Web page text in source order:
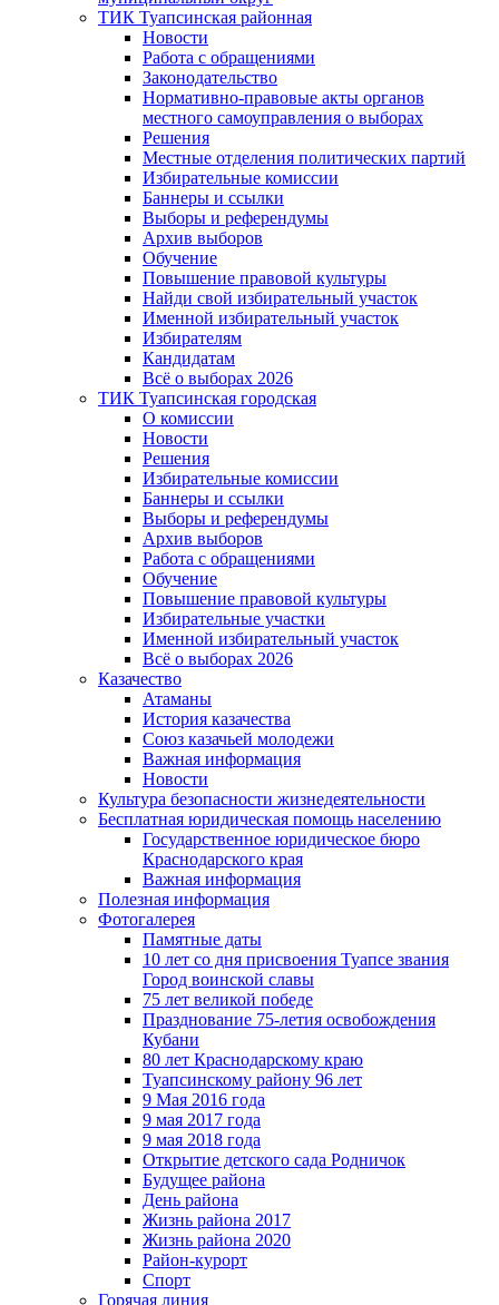
ТИК Туапсинская районная
Новости
Работа с обращениями
Законодательство
Нормативно-правовые акты органов
местного самоуправления о выборах
Решения
Местные отделения политических партий
Избирательные комиссии
Баннеры и ссылки
Выборы и референдумы
Архив выборов
Обучение
Повышение правовой культуры
Найди свой избирательный участок
Именной избирательный участок
Избирателям
Кандидатам
Всё о выборах 2026
ТИК Туапсинская городская
О комиссии
Новости
Решения
Избирательные комиссии
Баннеры и ссылки
Выборы и референдумы
Архив выборов
Работа с обращениями
Обучение
Повышение правовой культуры
Избирательные участки
Именной избирательный участок
Всё о выборах 2026
Казачество
Атаманы
История казачества
Союз казачьей молодежи
Важная информация
Новости
Культура безопасности жизнедеятельности
Бесплатная юридическая помощь населению
Государственное юридическое бюро
Краснодарского края
Важная информация
Полезная информация
Фотогалерея
Памятные даты
10 лет со дня присвоения Туапсе звания
Город воинской славы
75 лет великой победе
Празднование 75-летия освобождения
Кубани
80 лет Краснодарскому краю
Туапсинскому району 96 лет
9 Мая 2016 года
9 мая 2017 года
9 мая 2018 года
Открытие детского сада Родничок
Будущее района
День района
Жизнь района 2017
Жизнь района 2020
Район-курорт
Спорт
Горячая линия